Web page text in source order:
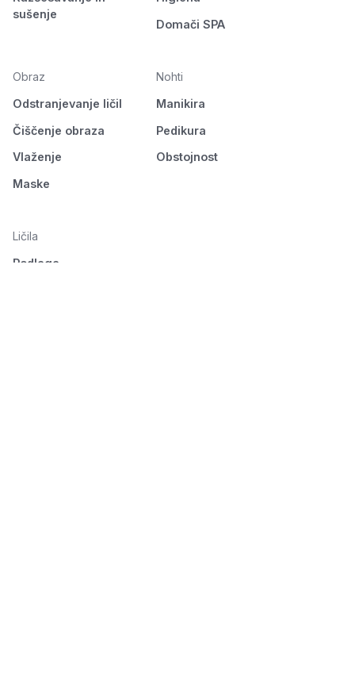
sušenje
Domači SPA
Obraz
Odstranjevanje ličil
Čiščenje obraza
Vlaženje
Maske
Nohti
Manikira
Pedikura
Obstojnost
Ličila
Podlaga